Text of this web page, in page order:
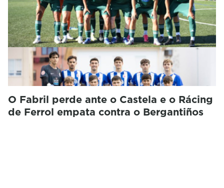
O Fabril perde ante o Castela e o Rácing
de Ferrol empata contra o Bergantiños